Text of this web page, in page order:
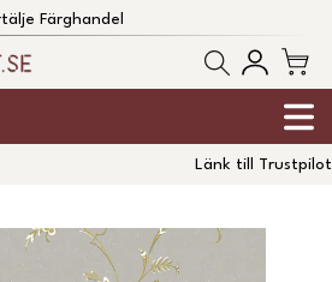
Färghandel
Länk till Trustpilot